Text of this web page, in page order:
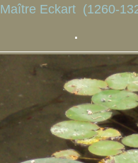
Maître Eckart (1260-
.